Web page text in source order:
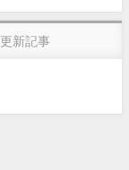
更新記事